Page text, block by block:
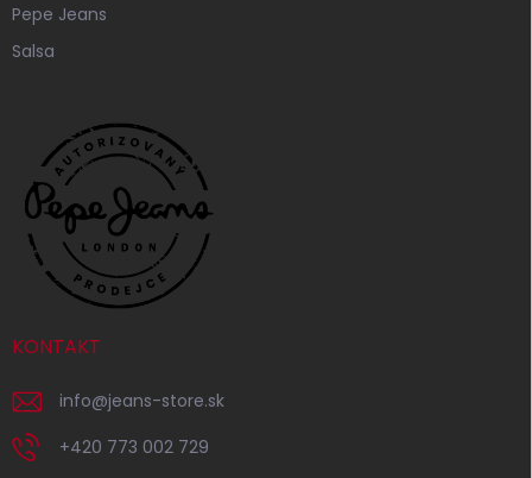
Pepe Jeans
Salsa
KONTAKT
info@jeans-store.sk
+420 773 002 729